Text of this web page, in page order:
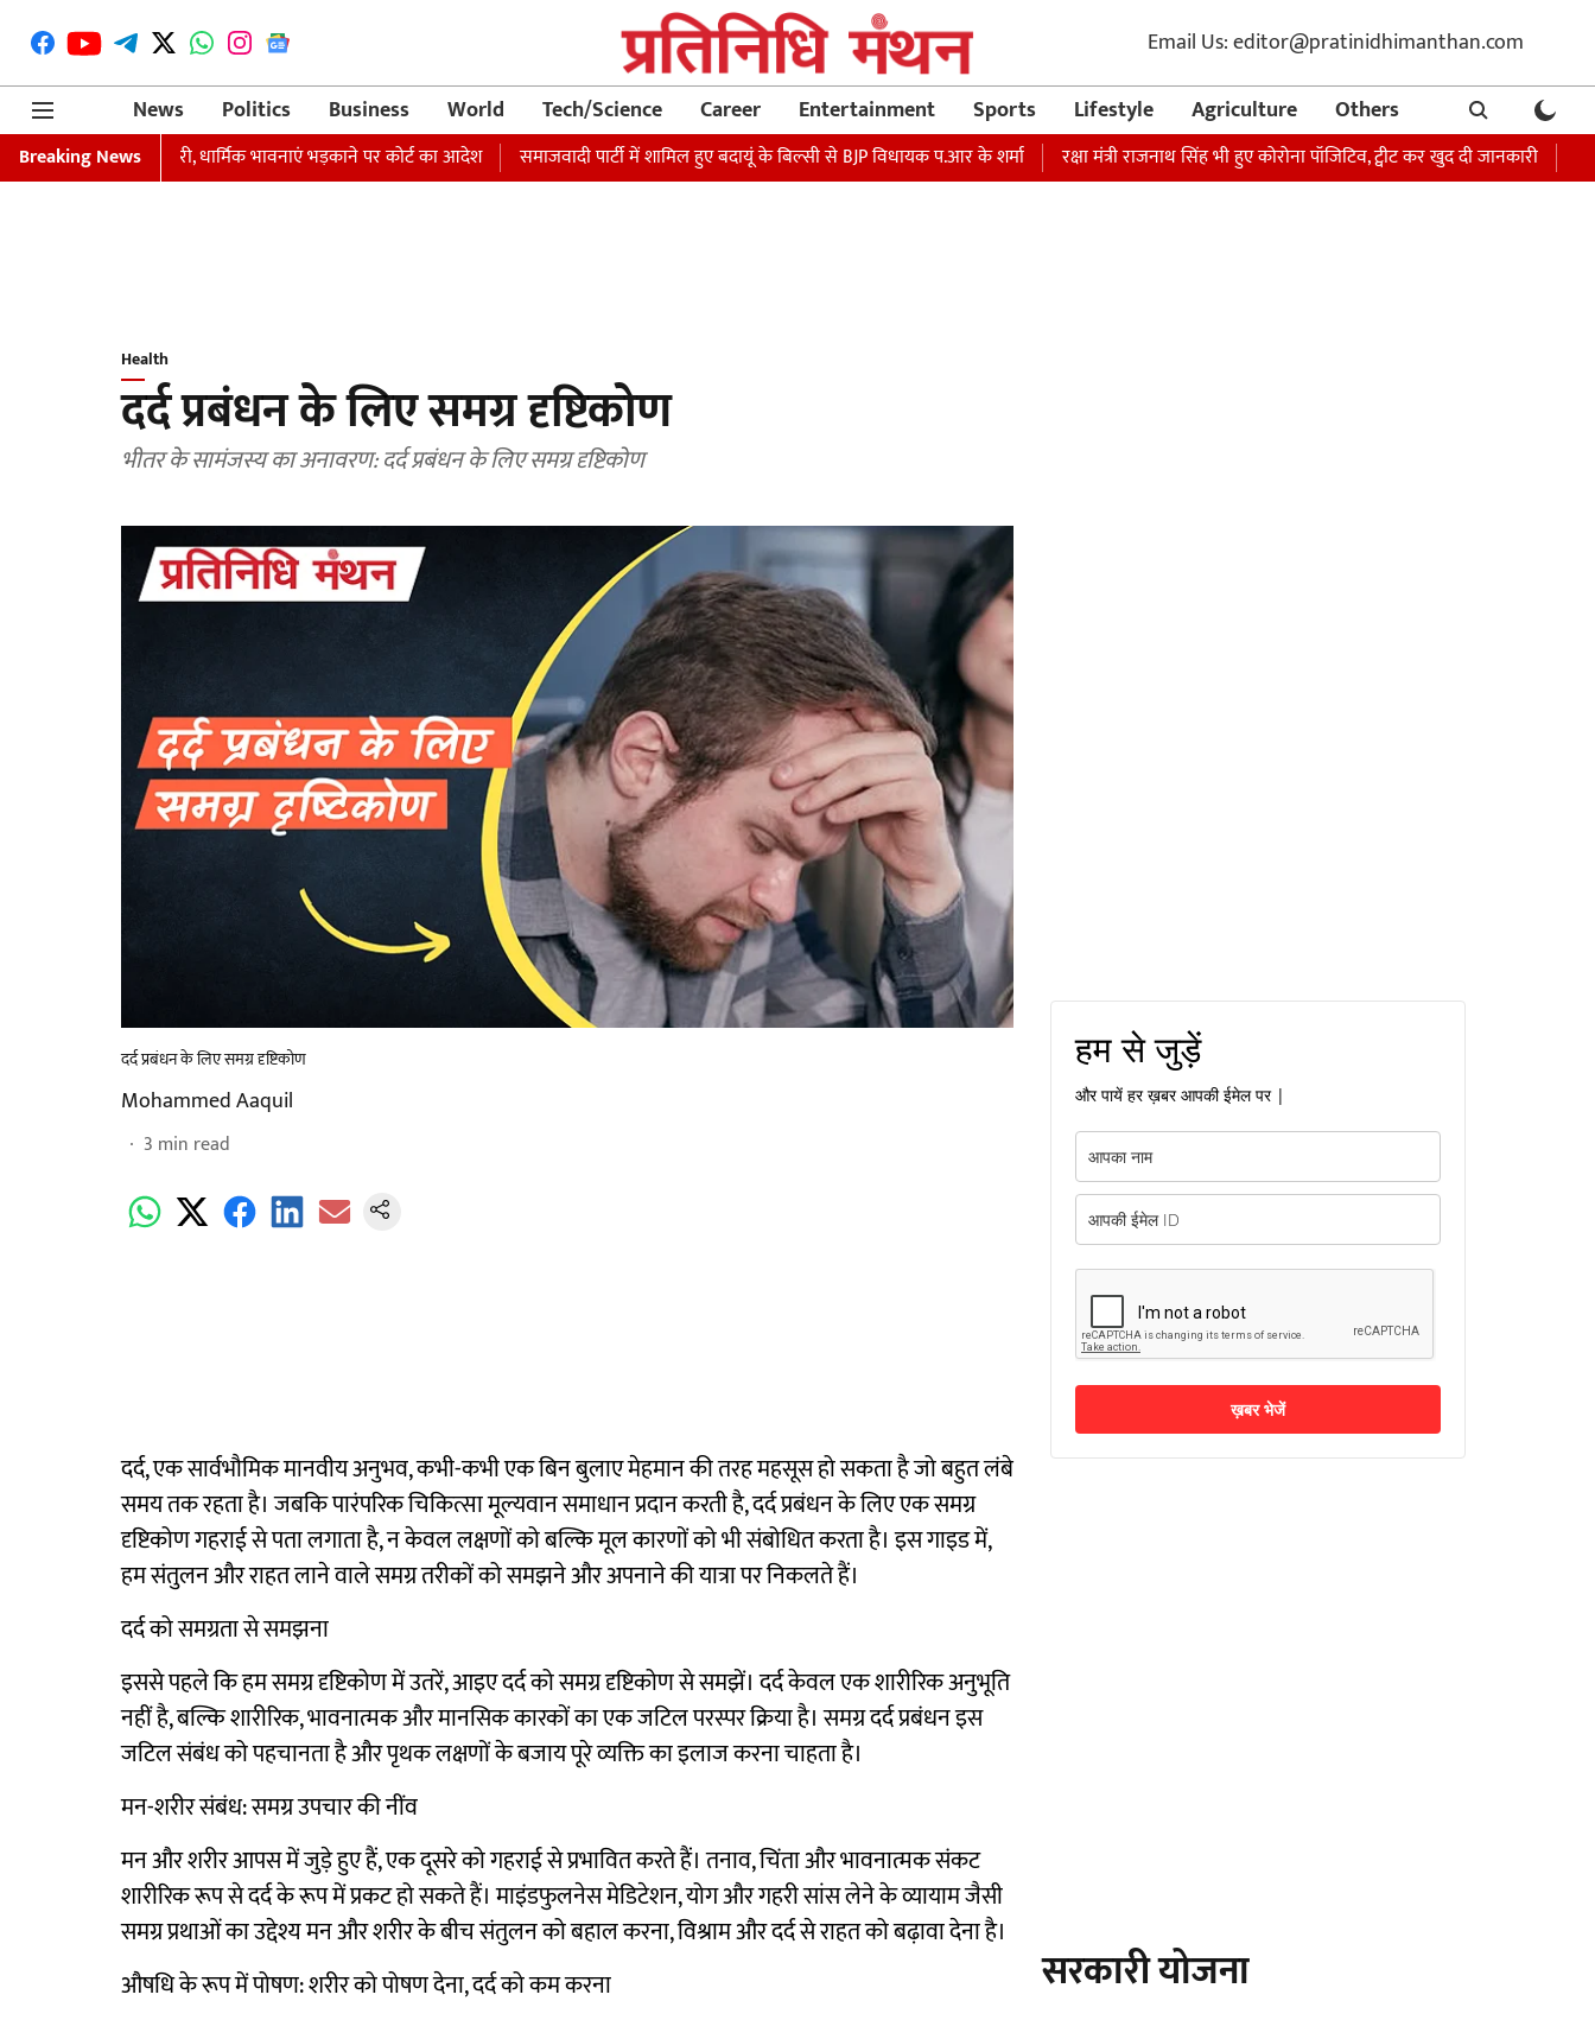
Email Us: editor@pratinidhimanthan.com
News
Politics Business World Tech/Science Career Entertainment Sports Lifestyle Agriculture Others
Breaking News
का वारंट जारी, धार्मिक भावनाएं भड़काने पर कोर्ट का आदेश समाजवादी पार्टी में शामिल हुए बदायूं के बिल्सी से BJP विधायक प.आर के शर्मा रक्षा मंत्री राजनाथ सिंह भी हुए कोरोना पॉजिटिव, ट्वीट कर खुद दी जानकारी अभिनेता
Health
दर्द प्रबंधन के लिए समग्र दृष्टिकोण
भीतर के सामंजस्य का अनावरण: दर्द प्रबंधन के लिए समग्र दृष्टिकोण
दर्द प्रबंधन के लिए समग्र दृष्टिकोण
Mohammed Aaquil
3 min read
दर्द, एक सार्वभौमिक मानवीय अनुभव, कभी-कभी एक बिन बुलाए मेहमान की तरह महसूस हो सकता है जो बहुत लंबे
समय तक रहता है। जबकि पारंपरिक चिकित्सा मूल्यवान समाधान प्रदान करती है, दर्द प्रबंधन के लिए एक समग्र
दृष्टिकोण गहराई से पता लगाता है, न केवल लक्षणों को बल्कि मूल कारणों को भी संबोधित करता है। इस गाइड में,
हम संतुलन और राहत लाने वाले समग्र तरीकों को समझने और अपनाने की यात्रा पर निकलते हैं।
दर्द को समग्रता से समझना
इससे पहले कि हम समग्र दृष्टिकोण में उतरें, आइए दर्द को समग्र दृष्टिकोण से समझें। दर्द केवल एक शारीरिक अनुभूति
नहीं है, बल्कि शारीरिक, भावनात्मक और मानसिक कारकों का एक जटिल परस्पर क्रिया है। समग्र दर्द प्रबंधन इस
जटिल संबंध को पहचानता है और पृथक लक्षणों के बजाय पूरे व्यक्ति का इलाज करना चाहता है।
मन-शरीर संबंध: समग्र उपचार की नींव
मन और शरीर आपस में जुड़े हुए हैं, एक दूसरे को गहराई से प्रभावित करते हैं। तनाव, चिंता और भावनात्मक संकट
शारीरिक रूप से दर्द के रूप में प्रकट हो सकते हैं। माइंडफुलनेस मेडिटेशन, योग और गहरी सांस लेने के व्यायाम जैसी
समग्र प्रथाओं का उद्देश्य मन और शरीर के बीच संतुलन को बहाल करना, विश्राम और दर्द से राहत को बढ़ावा देना है।
औषधि के रूप में पोषण: शरीर को पोषण देना, दर्द को कम करना
हम से जुड़ें
और पायें हर ख़बर आपकी ईमेल पर |
ख़बर भेजें
सरकारी योजना